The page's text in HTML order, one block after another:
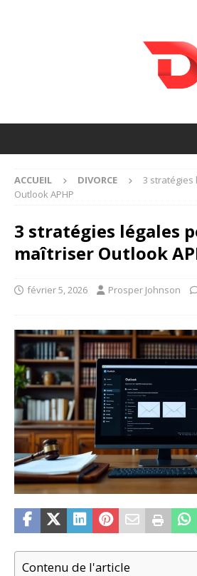
ACCUEIL DIVORCE
3 stratégies
Outlook APHP
3 stratégies légales
maîtriser Outlook
février 5, 2026 Prosper Johnson
Contenu de l'article